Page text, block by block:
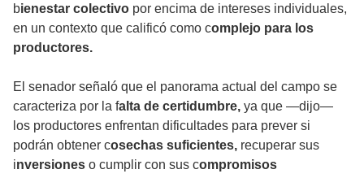
bienestar colectivo por encima de intereses individuales,
en un contexto que calificó como complejo para los
productores.
El senador señaló que el panorama actual del campo se
caracteriza por la falta de certidumbre, ya que —dijo—
los productores enfrentan dificultades para prever si
podrán obtener cosechas suficientes, recuperar sus
inversiones o cumplir con sus compromisos